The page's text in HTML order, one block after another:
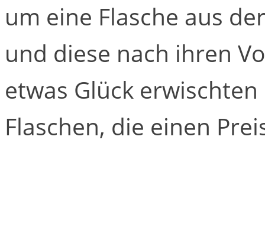
um eine Flasche aus
und diese nach ihren
etwas Glück
Flaschen, die einen